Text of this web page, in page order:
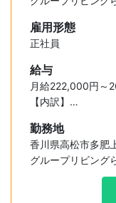
雇用形態
正社員
給与
月給222,000円～
【内訳】
・資格手当 7,000
・特別手当
・業務手当
勤務地
香川県高松市多肥
グループリビング